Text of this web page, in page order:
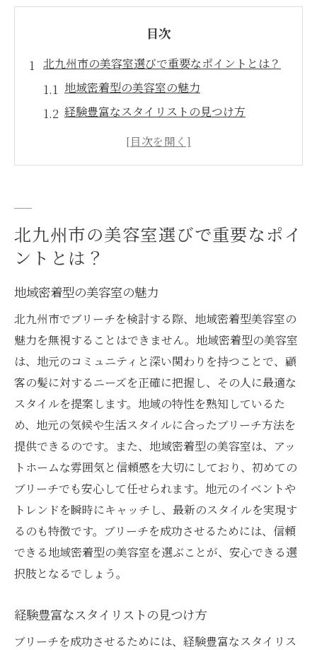
目次
北九州市の美容室選びで重要なポイントとは？
地域密着型の美容室の魅力
経験豊富なスタイリストの見つけ方
実際の口コミを参考にする方法
ブリーチに失敗しないための美容室の選び方
事前カウンセリングの重要性
髪質診断と適切な薬剤選定のポイント
過去の施術例から学ぶ
アフターケアの有無を確認する
施術時間と予約のタイミング
北九州市でおすすめのブリーチ対応の美容室を
探す方法
オンラインレビューサイトの活用法
サロンのSNSアカウントをチェック
友人や知人からの紹介
美容イベントでの情報収集
美容室の公式サイトを確認
クーポンやキャンペーン情報を活用
具体的なヘアスタイルのイメージを伝える
髪の健康状態について話し合う
北九州市の美容室選びで重要なポイ
ントとは？
地域密着型の美容室の魅力
北九州市でブリーチを検討する際、地域密着型美容室の
魅力を無視することはできません。地域密着型の美容室
は、地元のコミュニティと深い関わりを持つことで、顧
客の髪に対するニーズを正確に把握し、その人に最適な
スタイルを提案します。地域の特性を熟知しているた
め、地元の気候や生活スタイルに合ったブリーチ方法を
提供できるのです。また、地域密着型の美容室は、アッ
トホームな雰囲気と信頼感を大切にしており、初めての
ブリーチでも安心して任せられます。地元のイベントや
トレンドを瞬時にキャッチし、最新のスタイルを実現す
るのも特徴です。ブリーチを成功させるためには、信頼
できる地域密着型の美容室を選ぶことが、安心できる選
択肢となるでしょう。
経験豊富なスタイリストの見つけ方
ブリーチを成功させるためには、経験豊富なスタイリス